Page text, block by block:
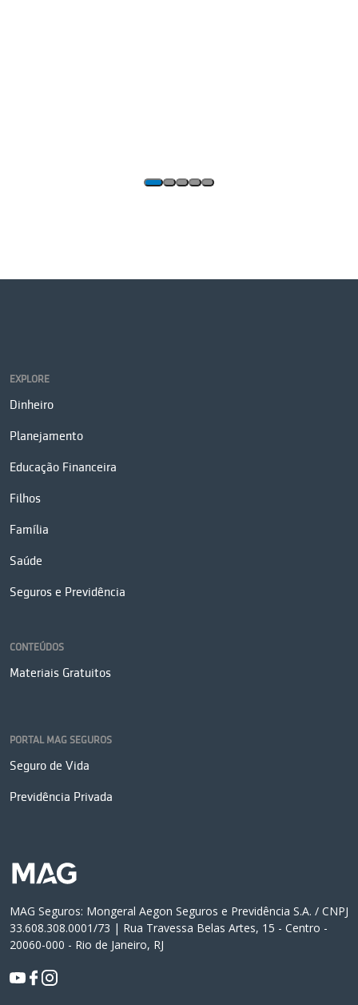
EXPLORE
Dinheiro
Planejamento
Educação Financeira
Filhos
Família
Saúde
Seguros e Previdência
CONTEÚDOS
Materiais Gratuitos
PORTAL MAG SEGUROS
Seguro de Vida
Previdência Privada
MAG Seguros: Mongeral Aegon Seguros e Previdência S.A. / CNPJ
33.608.308.0001/73 | Rua Travessa Belas Artes, 15 - Centro -
20060-000 - Rio de Janeiro, RJ